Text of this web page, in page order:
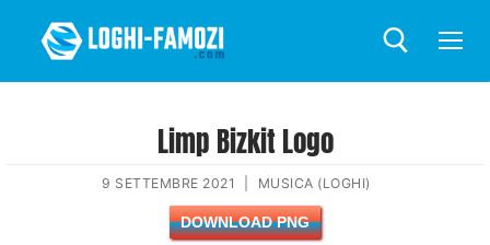
Limp Bizkit Logo
9 SETTEMBRE 2021 MUSICA (LOGHI)
DOWNLOAD PNG